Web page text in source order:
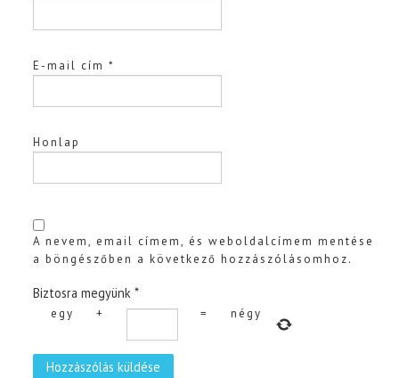
E-mail cím*
Honlap
A nevem, email címem, és weboldalcímem mentése
a böngészőben a következő hozzászólásomhoz.
Biztosra megyünk *
egy + = négy